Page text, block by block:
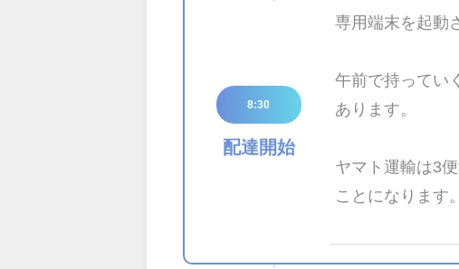
8:30
配達開始
専用端末を起動
午前で持ってい
あります。
ヤマト運輸は3
ことになります。